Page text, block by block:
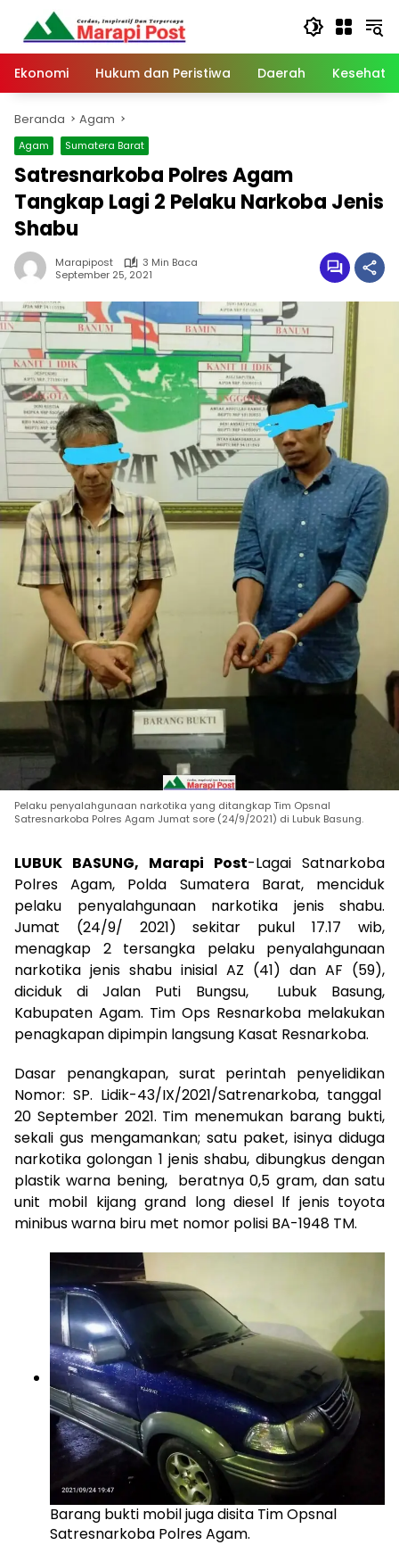
Langsung
konten
Ekonomi
Hukum dan Peristiwa Daerah
Beranda Agam
Agam Sumatera Barat
Satresnarkoba Polres Agam
Tangkap Lagi 2 Pelaku Narkoba Jenis
Shabu
Marapipost
3 Min Baca
September 25, 2021
Pelaku penyalahgunaan narkotika yang ditangkap Tim Opsnal
Satresnarkoba Polres Agam Jumat sore (24/9/2021) di Lubuk Basung.
LUBUK BASUNG, Marapi Post-Lagai Satnarkoba
Polres Agam, Polda Sumatera Barat, menciduk
pelaku penyalahgunaan narkotika jenis shabu.
Jumat (24/9/ 2021) sekitar pukul 17.17 wib,
menagkap 2 tersangka pelaku penyalahgunaan
narkotika jenis shabu inisial AZ (41) dan AF (59),
diciduk di Jalan Puti Bungsu, Lubuk Basung,
Kabupaten Agam. Tim Ops Resnarkoba melakukan
penagkapan dipimpin langsung Kasat Resnarkoba.
Dasar penangkapan, surat perintah penyelidikan
Nomor: SP. Lidik-43/IX/2021/Satrenarkoba, tanggal
20 September 2021. Tim menemukan barang bukti,
sekali gus mengamankan; satu paket, isinya diduga
narkotika golongan 1 jenis shabu, dibungkus dengan
plastik warna bening, beratnya 0,5 gram, dan satu
unit mobil kijang grand long diesel lf jenis toyota
minibus warna biru met nomor polisi BA-1948 TM.
Barang bukti mobil juga disita Tim Opsnal
Satresnarkoba Polres Agam.